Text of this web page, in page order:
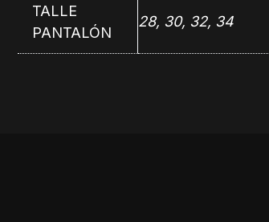
TALLE
PANTALÓN
28, 30, 32, 34